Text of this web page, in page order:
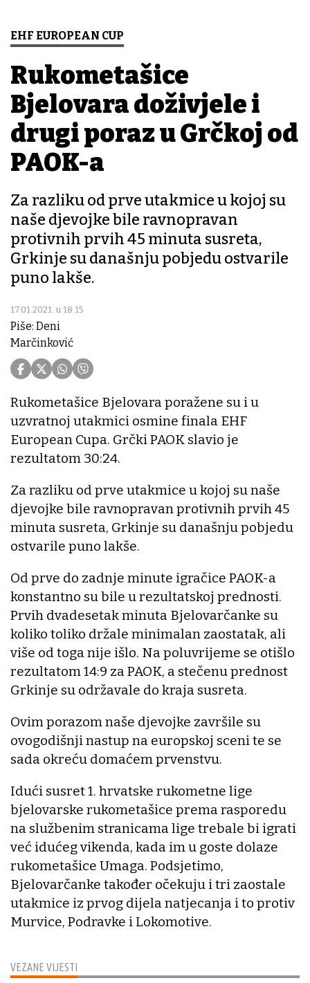
EHF EUROPEAN CUP
Rukometašice
Bjelovara doživjele i
drugi poraz u Grčkoj od
PAOK-a
Za razliku od prve utakmice u kojoj su
naše djevojke bile ravnopravan
protivnih prvih 45 minuta susreta,
Grkinje su današnju pobjedu ostvarile
puno lakše.
17.01.2021. u 18:15
Piše: Deni
Marčinković
VEZANE VIJESTI
Rukometašice Bjelovara poražene su i u
uzvratnoj utakmici osmine finala EHF
European Cupa. Grčki PAOK slavio je
rezultatom 30:24.
Za razliku od prve utakmice u kojoj su naše
djevojke bile ravnopravan protivnih prvih 45
minuta susreta, Grkinje su današnju pobjedu
ostvarile puno lakše.
Od prve do zadnje minute igračice PAOK-a
konstantno su bile u rezultatskoj prednosti.
Prvih dvadesetak minuta Bjelovarčanke su
koliko toliko držale minimalan zaostatak, ali
više od toga nije išlo. Na poluvrijeme se otišlo
rezultatom 14:9 za PAOK, a stečenu prednost
Grkinje su održavale do kraja susreta.
Ovim porazom naše djevojke završile su
ovogodišnji nastup na europskoj sceni te se
sada okreću domaćem prvenstvu.
Idući susret 1. hrvatske rukometne lige
bjelovarske rukometašice prema rasporedu
na službenim stranicama lige trebale bi igrati
već idućeg vikenda, kada im u goste dolaze
rukometašice Umaga. Podsjetimo,
Bjelovarčanke također očekuju i tri zaostale
utakmice iz prvog dijela natjecanja i to protiv
Murvice, Podravke i Lokomotive.